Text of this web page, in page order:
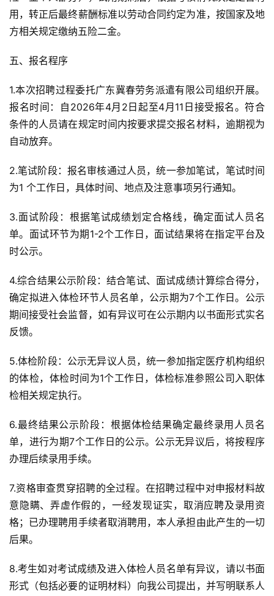
用，转正后最终薪酬标准以劳动合同约定为准，按国家及地
方相关规定缴纳五险二金。
五、报名程序
1.本次招聘过程委托广东冀春劳务派遣有限公司组织开展。
报名时间：自2026年4月2日起至4月11日接受报名。符合
条件的人员请在规定时间内按要求提交报名材料，逾期视为
自动放弃。
2.笔试阶段：报名审核通过人员，统一参加笔试，笔试时间
为1 个工作日，具体时间、地点及注意事项另行通知。
3.面试阶段：根据笔试成绩划定合格线，确定面试人员名
单。面试环节为期1-2个工作日，面试结果将在指定平台及
时公示。
4.综合结果公示阶段：结合笔试、面试成绩计算综合得分，
确定拟进入体检环节人员名单，公示期为7个工作日。公示
期间接受社会监督，如有异议可在公示期内以书面形式实名
反馈。
5.体检阶段：公示无异议人员，统一参加指定医疗机构组织
的体检，体检时间为1个工作日，体检标准参照公司入职体
检相关规定执行。
6.最终结果公示阶段：根据体检结果确定最终录用人员名
单，进行为期7个工作日的公示。公示无异议后，将按程序
办理后续录用手续。
7.资格审查贯穿招聘的全过程。在招聘过程中对申报材料故
意隐瞒、弄虚作假的，一经发现证实，取消应聘及录用资
格；已办理聘用手续者取消聘用，本人承担由此产生的一切
后果。
8.考生如对考试成绩及进入体检人员名单有异议，请以书面
形式（包括必要的证明材料）向我公司提出，并写明联系人